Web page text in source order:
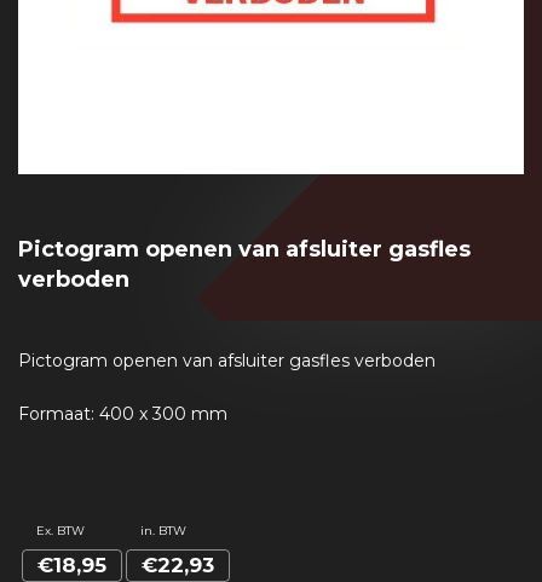
Pictogram openen van afsluiter gasfles
verboden
Pictogram openen van afsluiter gasfles verboden
Formaat: 400 x 300 mm
Ex. BTW in. BTW
€18,95 €22,93